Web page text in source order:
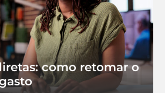
como retomar o